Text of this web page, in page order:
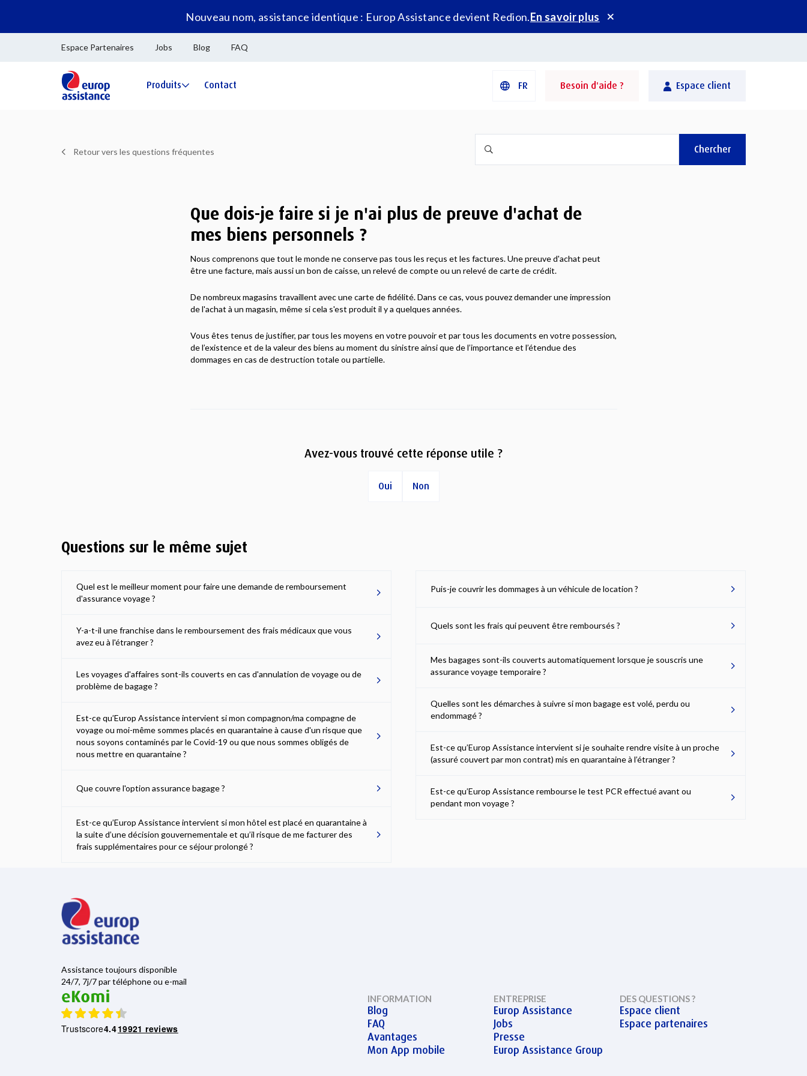
Nouveau nom, assistance identique : Europ Assistance devient Redion.En savoir plus
Espace Partenaires Jobs Blog FAQ
Produits Contact FR Besoin d'aide ? Espace client
Retour vers les questions fréquentes Chercher
Que dois-je faire si je n'ai plus de preuve d'achat de
mes biens personnels ?
Nous comprenons que tout le monde ne conserve pas tous les reçus et les factures. Une preuve d'achat peut
être une facture, mais aussi un bon de caisse, un relevé de compte ou un relevé de carte de crédit.
De nombreux magasins travaillent avec une carte de fidélité. Dans ce cas, vous pouvez demander une impression
de l'achat à un magasin, même si cela s'est produit il y a quelques années.
Vous êtes tenus de justifier, par tous les moyens en votre pouvoir et par tous les documents en votre possession,
de l’existence et de la valeur des biens au moment du sinistre ainsi que de l’importance et l’étendue des
dommages en cas de destruction totale ou partielle.
Avez-vous trouvé cette réponse utile ?
Oui Non
Questions sur le même sujet
Quel est le meilleur moment pour faire une demande de remboursement
d'assurance voyage ?
Y-a-t-il une franchise dans le remboursement des frais médicaux que vous
avez eu à l'étranger ?
Les voyages d'affaires sont-ils couverts en cas d'annulation de voyage ou de
problème de bagage ?
Est-ce qu’Europ Assistance intervient si mon compagnon/ma compagne de
voyage ou moi-même sommes placés en quarantaine à cause d'un risque que
nous soyons contaminés par le Covid-19 ou que nous sommes obligés de
nous mettre en quarantaine ?
Que couvre l'option assurance bagage ?
Est-ce qu’Europ Assistance intervient si mon hôtel est placé en quarantaine à
la suite d’une décision gouvernementale et qu’il risque de me facturer des
frais supplémentaires pour ce séjour prolongé ?
Puis-je couvrir les dommages à un véhicule de location ?
Quels sont les frais qui peuvent être remboursés ?
Mes bagages sont-ils couverts automatiquement lorsque je souscris une
assurance voyage temporaire ?
Quelles sont les démarches à suivre si mon bagage est volé, perdu ou
endommagé ?
Est-ce qu’Europ Assistance intervient si je souhaite rendre visite à un proche
(assuré couvert par mon contrat) mis en quarantaine à l’étranger ?
Est-ce qu’Europ Assistance rembourse le test PCR effectué avant ou
pendant mon voyage ?
Assistance toujours disponible
24/7, 7j/7 par téléphone ou e-mail
Trustscore4.419921 reviews
INFORMATION
Blog
FAQ
Avantages
Mon App mobile
ENTREPRISE
Europ Assistance
Jobs
Presse
Europ Assistance Group
DES QUESTIONS ?
Espace client
Espace partenaires